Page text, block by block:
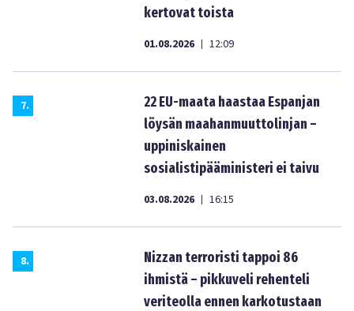
kertovat toista
01.08.2026 | 12:09
7.
22 EU-maata haastaa Espanjan
löysän maahanmuuttolinjan –
uppiniskainen
sosialistipääministeri ei taivu
03.08.2026 | 16:15
8.
Nizzan terroristi tappoi 86
ihmistä – pikkuveli rehenteli
veriteolla ennen karkotustaan